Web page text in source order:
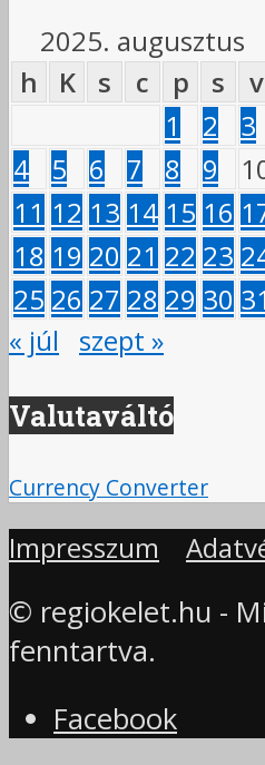
2025. augusztus
h
K s c p s
v
1
2
3
4
5 6 7 8 9
11 12 13 14 15 16
18 19 20 21 22 23
25 26 27 28 29 30 31
« júl
szept »
Valutaváltó
Currency Converter
Impresszum
© regiokelet.hu -
fenntartva.
Facebook